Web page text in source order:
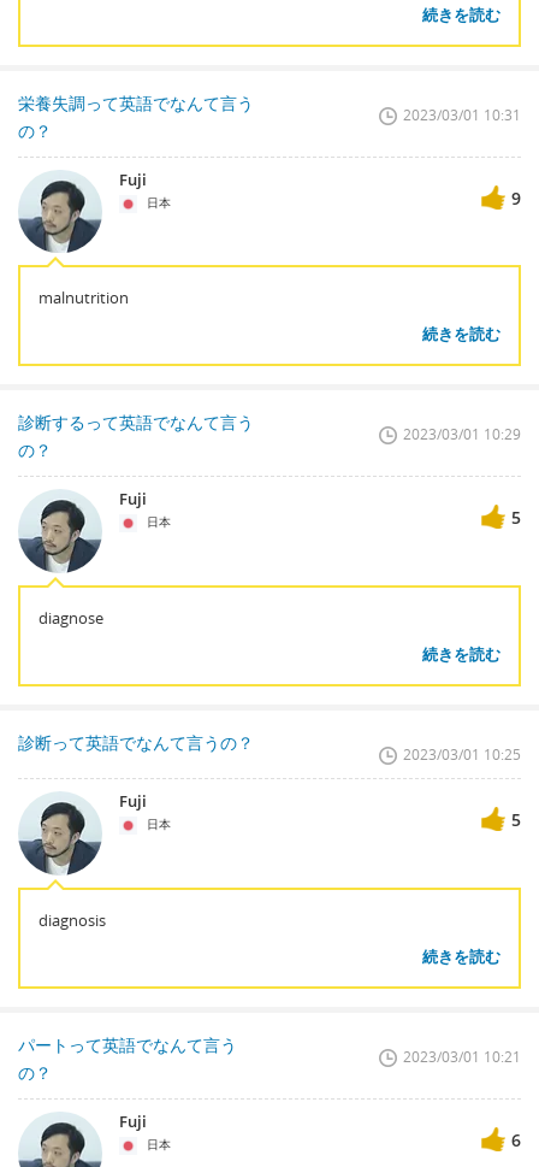
続きを読む
栄養失調って英語でなんて言う
の？
2023/03/01 10:31
Fuji
日本 9
malnutrition
続きを読む
診断するって英語でなんて言う
の？
2023/03/01 10:29
Fuji
日本 5
diagnose
続きを読む
診断って英語でなんて言うの？
2023/03/01 10:25
Fuji
日本 5
diagnosis
続きを読む
パートって英語でなんて言う
の？
2023/03/01 10:21
Fuji
日本 6